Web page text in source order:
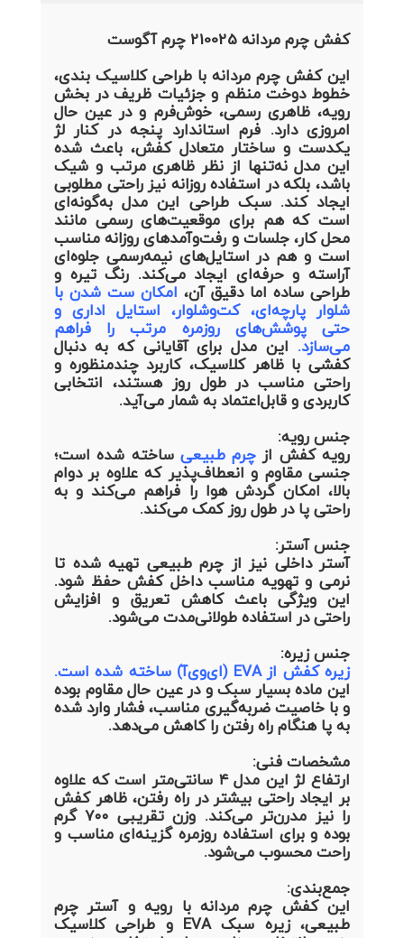
کفش چرم مردانه 210025 چرم آگوست
این کفش چرم مردانه با طراحی کلاسیک بندی،
خطوط دوخت منظم و جزئیات ظریف در بخش
رویه، ظاهری رسمی، خوش‌فرم و در عین حال
امروزی دارد. فرم استاندارد پنجه در کنار لژ
یکدست و ساختار متعادل کفش، باعث شده
این مدل نه‌تنها از نظر ظاهری مرتب و شیک
باشد، بلکه در استفاده روزانه نیز راحتی مطلوبی
ایجاد کند. سبک طراحی این مدل به‌گونه‌ای
است که هم برای موقعیت‌های رسمی مانند
محل کار، جلسات و رفت‌وآمدهای روزانه مناسب
است و هم در استایل‌های نیمه‌رسمی جلوه‌ای
آراسته و حرفه‌ای ایجاد می‌کند. رنگ تیره و
طراحی ساده اما دقیق آن، امکان ست شدن با
شلوار پارچه‌ای، کت‌وشلوار، استایل اداری و
حتی پوشش‌های روزمره مرتب را فراهم
می‌سازد.این مدل برای آقایانی که به دنبال
کفشی با ظاهر کلاسیک، کاربرد چندمنظوره و
راحتی مناسب در طول روز هستند، انتخابی
کاربردی و قابل‌اعتماد به شمار می‌آید.
جنس رویه:
رویه کفش از چرم طبیعی ساخته شده است؛
جنسی مقاوم و انعطاف‌پذیر که علاوه بر دوام
بالا، امکان گردش هوا را فراهم می‌کند و به
راحتی پا در طول روز کمک می‌کند.
جنس آستر:
آستر داخلی نیز از چرم طبیعی تهیه شده تا
نرمی و تهویه مناسب داخل کفش حفظ شود.
این ویژگی باعث کاهش تعریق و افزایش
راحتی در استفاده طولانی‌مدت می‌شود.
جنس زیره:
زیره کفش از EVA (ای‌وی‌آ) ساخته شده است.
این ماده بسیار سبک و در عین حال مقاوم بوده
و با خاصیت ضربه‌گیری مناسب، فشار وارد شده
به پا هنگام راه رفتن را کاهش می‌دهد.
مشخصات فنی:
ارتفاع لژ این مدل ۴ سانتی‌متر است که علاوه
بر ایجاد راحتی بیشتر در راه رفتن، ظاهر کفش
را نیز مدرن‌تر می‌کند. وزن تقریبی ۷۰۰ گرم
بوده و برای استفاده روزمره گزینه‌ای مناسب و
راحت محسوب می‌شود.
جمع‌بندی:
این کفش چرم مردانه با رویه و آستر چرم
طبیعی، زیره سبک EVA و طراحی کلاسیک